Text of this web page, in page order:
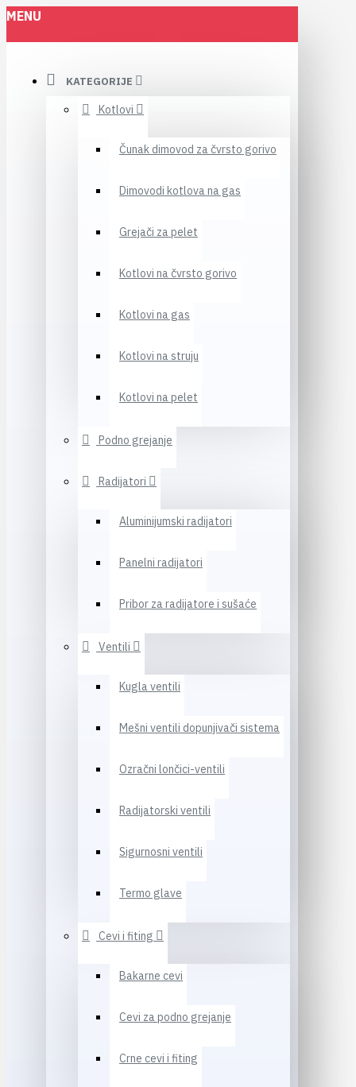
MENU
KATEGORIJE
Kotlovi
Čunak dimovod za čvrsto gorivo
Dimovodi kotlova na gas
Grejači za pelet
Kotlovi na čvrsto gorivo
Kotlovi na gas
Kotlovi na struju
Kotlovi na pelet
Podno grejanje
Radijatori
Aluminijumski radijatori
Panelni radijatori
Pribor za radijatore i sušaće
Ventili
Kugla ventili
Mešni ventili dopunjivači sistema
Ozračni lončici-ventili
Radijatorski ventili
Sigurnosni ventili
Termo glave
Cevi i fiting
Bakarne cevi
Cevi za podno grejanje
Crne cevi i fiting